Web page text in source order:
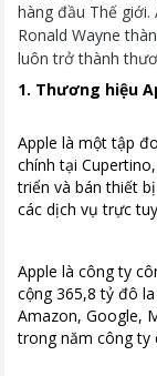
hàng đầu Thế giới.
Ronald Wayne
luôn trở thành
1. Thương hiệu
Apple là một tập
chính tại
triển và bán thiết
các dịch vụ trực
Apple là công ty
cộng 365,8 tỷ đô
Amazon, Google,
trong năm công ty